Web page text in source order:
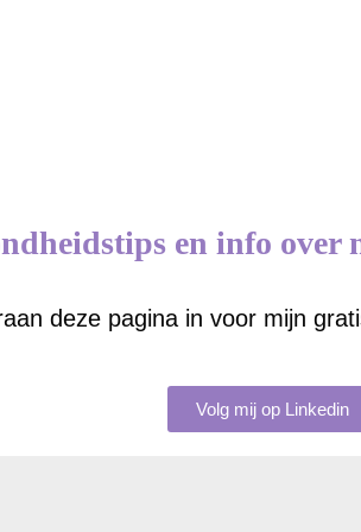
en info over
deze pagina in voor mijn
Volg mij op Linkedin